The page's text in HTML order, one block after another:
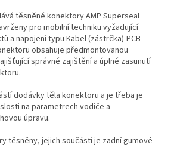
těsněné konektory AMP Superseal
pro mobilní techniku vyžadující
a napojení typu Kabel (zástrčka)-PCB
obsahuje předmontovanou
správné zajištění a úplné zasunutí
dodávky těla konektoru a je třeba je
na parametrech vodiče a
úpravu.
těsněny, jejich součástí je zadní gumové